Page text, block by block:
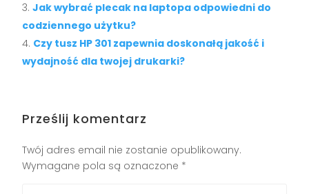
Jak wybrać plecak na laptopa odpowiedni do
codziennego użytku?
Czy tusz HP 301 zapewnia doskonałą jakość i
wydajność dla twojej drukarki?
Prześlij komentarz
Twój adres email nie zostanie opublikowany.
Wymagane pola są oznaczone *